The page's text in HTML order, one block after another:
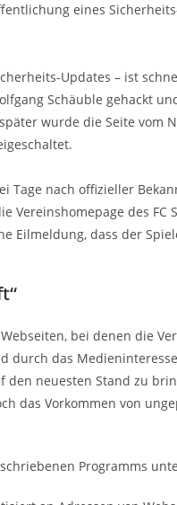
eines
Updates – ist
Schäuble gehackt
wurde die Seite vom
Tage nach offizieller
Vereinshomepage des
Eilmeldung, dass der
bei denen die
durch das
neuesten Stand zu
das Vorkommen von
Programms